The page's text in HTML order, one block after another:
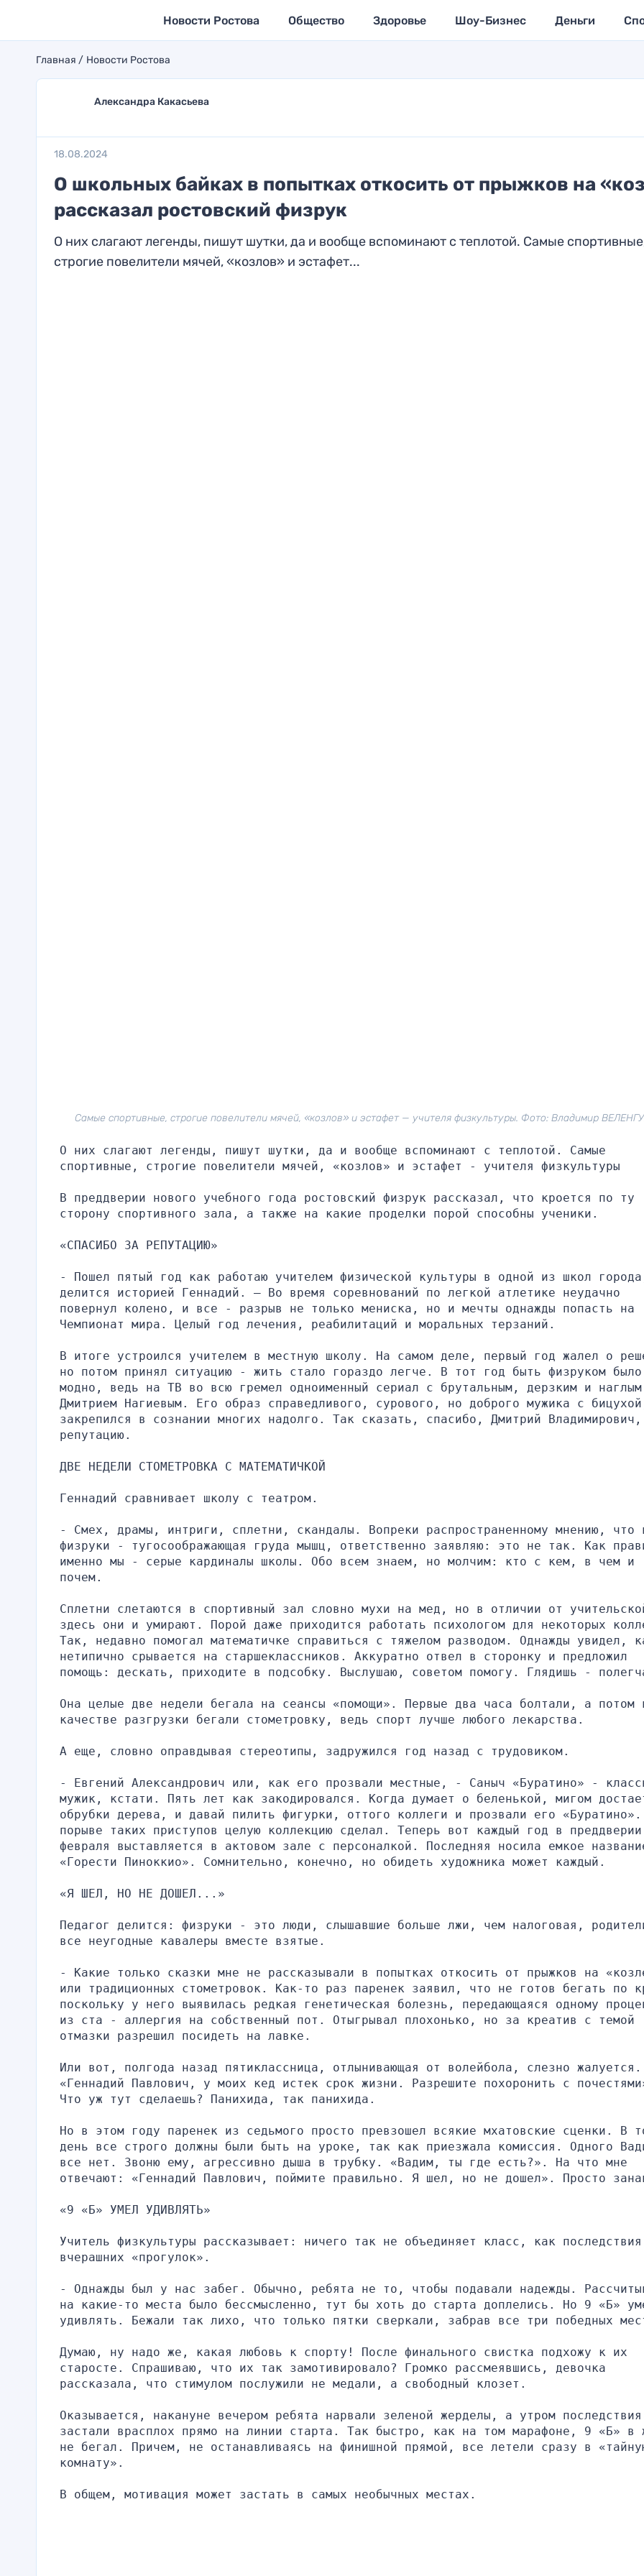
Новости Ростова Общество Здоровье Шоу-Бизнес Деньги
Главная Новости Ростова
Александра Какасьева
18.08.2024
О школьных байках в попытках откосить от прыжков на
рассказал ростовский физрук
О них слагают легенды, пишут шутки, да и вообще вспоминают с теплотой. Самые
строгие повелители мячей, «козлов» и эстафет...
Самые спортивные, строгие повелители мячей, «козлов» и эстафет — учителя физкультуры. Фото: Владимир
О них слагают легенды, пишут шутки, да и вообще вспоминают с теплотой. Самые
спортивные, строгие повелители мячей, «козлов» и эстафет - учителя физкультуры
В преддверии нового учебного года ростовский физрук рассказал, что кроется по ту
сторону спортивного зала, а также на какие проделки порой способны ученики.
«СПАСИБО ЗА РЕПУТАЦИЮ»
- Пошел пятый год как работаю учителем физической культуры в одной из школ
делится историей Геннадий. — Во время соревнований по легкой атлетике неудачно
повернул колено, и все - разрыв не только мениска, но и мечты однажды попасть на
Чемпионат мира. Целый год лечения, реабилитаций и моральных терзаний.
В итоге устроился учителем в местную школу. На самом деле, первый год жалел о
но потом принял ситуацию - жить стало гораздо легче. В тот год быть физруком было
модно, ведь на ТВ во всю гремел одноименный сериал с брутальным, дерзким и наглым
Дмитрием Нагиевым. Его образ справедливого, сурового, но доброго мужика с
закрепился в сознании многих надолго. Так сказать, спасибо, Дмитрий
репутацию.
ДВЕ НЕДЕЛИ СТОМЕТРОВКА С МАТЕМАТИЧКОЙ
Геннадий сравнивает школу с театром.
- Смех, драмы, интриги, сплетни, скандалы. Вопреки распространенному мнению, что
физруки - тугосоображающая груда мышц, ответственно заявляю: это не так. Как
именно мы - серые кардиналы школы. Обо всем знаем, но молчим: кто с кем, в чем и
почем.
Сплетни слетаются в спортивный зал словно мухи на мед, но в отличии от
здесь они и умирают. Порой даже приходится работать психологом для некоторых
Так, недавно помогал математичке справиться с тяжелом разводом. Однажды увидел,
нетипично срывается на старшеклассников. Аккуратно отвел в сторонку и предложил
помощь: дескать, приходите в подсобку. Выслушаю, советом помогу. Глядишь -
Она целые две недели бегала на сеансы «помощи». Первые два часа болтали, а потом
качестве разгрузки бегали стометровку, ведь спорт лучше любого лекарства.
А еще, словно оправдывая стереотипы, задружился год назад с трудовиком.
- Евгений Александрович или, как его прозвали местные, - Саныч «Буратино» -
мужик, кстати. Пять лет как закодировался. Когда думает о беленькой, мигом
обрубки дерева, и давай пилить фигурки, оттого коллеги и прозвали его
порыве таких приступов целую коллекцию сделал. Теперь вот каждый год в
февраля выставляется в актовом зале с персоналкой. Последняя носила емкое
«Горести Пиноккио». Сомнительно, конечно, но обидеть художника может каждый.
«Я ШЕЛ, НО НЕ ДОШЕЛ...»
Педагог делится: физруки - это люди, слышавшие больше лжи, чем налоговая,
все неугодные кавалеры вместе взятые.
- Какие только сказки мне не рассказывали в попытках откосить от прыжков на
или традиционных стометровок. Как-то раз паренек заявил, что не готов бегать по
поскольку у него выявилась редкая генетическая болезнь, передающаяся одному
из ста - аллергия на собственный пот. Отыгрывал плохонько, но за креатив с темой
отмазки разрешил посидеть на лавке.
Или вот, полгода назад пятиклассница, отлынивающая от волейбола, слезно жалуется.
«Геннадий Павлович, у моих кед истек срок жизни. Разрешите похоронить с
Что уж тут сделаешь? Панихида, так панихида.
Но в этом году паренек из седьмого просто превзошел всякие мхатовские сценки. В
день все строго должны были быть на уроке, так как приезжала комиссия. Одного
все нет. Звоню ему, агрессивно дыша в трубку. «Вадим, ты где есть?». На что мне
отвечают: «Геннадий Павлович, поймите правильно. Я шел, но не дошел». Просто
«9 «Б» УМЕЛ УДИВЛЯТЬ»
Учитель физкультуры рассказывает: ничего так не объединяет класс, как последствия
вчерашних «прогулок».
- Однажды был у нас забег. Обычно, ребята не то, чтобы подавали надежды.
на какие-то места было бессмысленно, тут бы хоть до старта доплелись. Но 9 «Б»
удивлять. Бежали так лихо, что только пятки сверкали, забрав все три победных
Думаю, ну надо же, какая любовь к спорту! После финального свистка подхожу к их
старосте. Спрашиваю, что их так замотивировало? Громко рассмеявшись, девочка
рассказала, что стимулом послужили не медали, а свободный клозет.
Оказывается, накануне вечером ребята нарвали зеленой жерделы, а утром последствия
застали врасплох прямо на линии старта. Так быстро, как на том марафоне, 9 «Б» в
не бегал. Причем, не останавливаясь на финишной прямой, все летели сразу в
комнату».
В общем, мотивация может застать в самых необычных местах.